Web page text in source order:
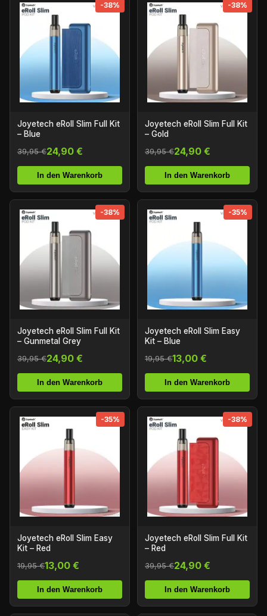
-38%
Joyetech eRoll Slim Full Kit
– Blue
39,95 €24,90 €
In den Warenkorb
-38%
Joyetech eRoll Slim Full Kit
– Gold
39,95 €24,90 €
In den Warenkorb
-38%
Joyetech eRoll Slim Full Kit
– Gunmetal Grey
39,95 €24,90 €
In den Warenkorb
-35%
Joyetech eRoll Slim Easy
Kit – Blue
19,95 €13,00 €
In den Warenkorb
-35%
Joyetech eRoll Slim Easy
Kit – Red
19,95 €13,00 €
In den Warenkorb
-38%
Joyetech eRoll Slim Full Kit
– Red
39,95 €24,90 €
In den Warenkorb